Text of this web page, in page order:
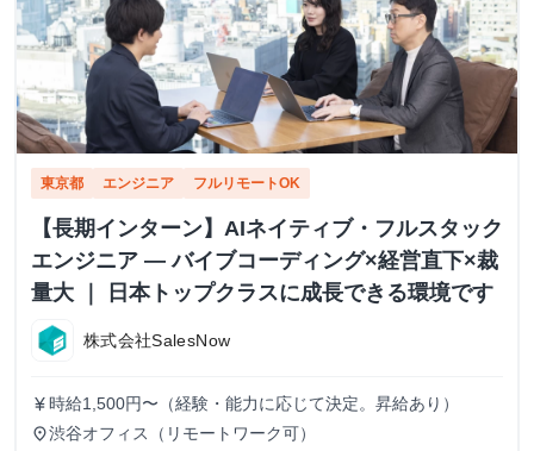
東京都 エンジニア フルリモートOK
【長期インターン】AIネイティブ・フルスタック
エンジニア — バイブコーディング×経営直下×裁
量大 ｜ 日本トップクラスに成長できる環境です
株式会社SalesNow
currency_yen 時給1,500円〜（経験・能力に応じて決定。昇給あり）
place渋谷オフィス（リモートワーク可）